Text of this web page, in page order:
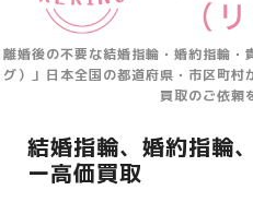
離婚後の不要な結婚指輪・婚約指輪
グ）」日本全国の都道府県・市区町
買取のご依頼
結婚指輪、婚約指輪
ー高価買取